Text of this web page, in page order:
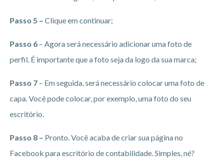
Passo 5 – Clique em continuar;
Passo 6 – Agora será necessário adicionar uma foto de
perfil. É importante que a foto seja da logo da sua marca;
Passo 7 – Em seguida, será necessário colocar uma foto de
capa. Você pode colocar, por exemplo, uma foto do seu
escritório.
Passo 8 – Pronto. Você acaba de criar sua página no
Facebook para escritório de contabilidade. Simples, né?